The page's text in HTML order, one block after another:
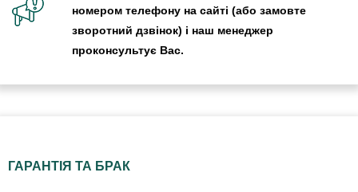
номером телефону на сайті (або замовте
зворотний дзвінок) і наш менеджер
проконсультує Вас.
ГАРАНТІЯ ТА БРАК